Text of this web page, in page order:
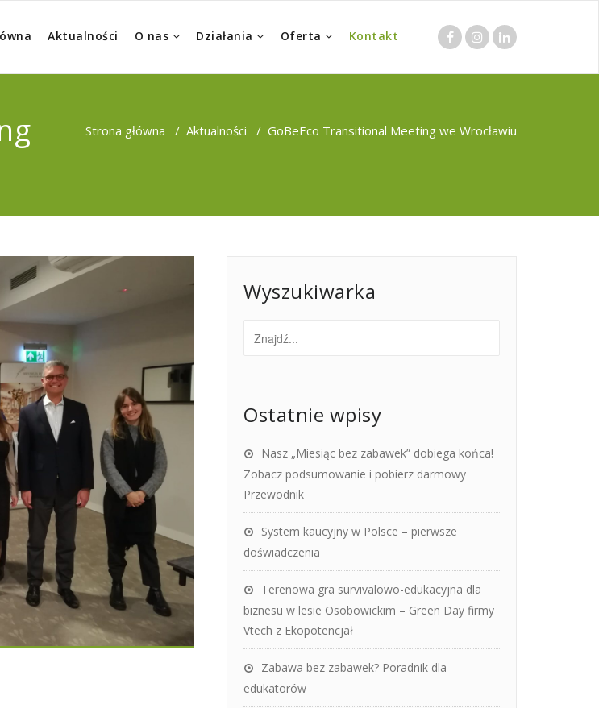
Aktualności O nas Działania Oferta Kontakt
Strona główna / Aktualności / GoBeEco Transitional Meeting we Wrocławiu
Wyszukiwarka
Ostatnie wpisy
Nasz „Miesiąc bez zabawek” dobiega końca!
Zobacz podsumowanie i pobierz darmowy
Przewodnik
System kaucyjny w Polsce – pierwsze
doświadczenia
Terenowa gra survivalowo-edukacyjna dla
biznesu w lesie Osobowickim – Green Day firmy
Vtech z Ekopotencjał
Zabawa bez zabawek? Poradnik dla
edukatorów